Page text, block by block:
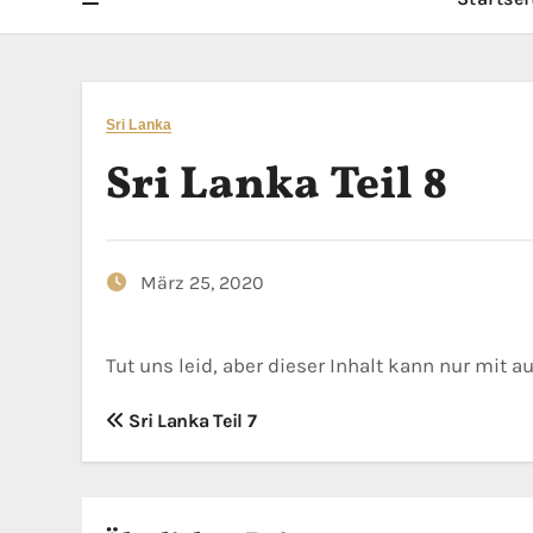
Sri Lanka
Sri Lanka Teil 8
März 25, 2020
Tut uns leid, aber dieser Inhalt kann nur mit
B
e
i
Sri Lanka Teil 7